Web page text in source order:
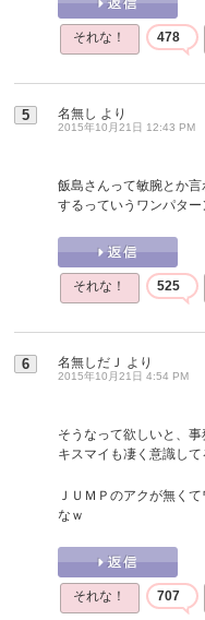
それな！ 478
5 名無し より
2015年10月21日 12:43 PM
飯島さんって敏腕とか
するっていうワンパター
それな！ 525
6 名無しだＪ より
2015年10月21日 4:54 PM
そうなって欲しいと、事
キスマイも凄く意識して
ＪＵＭＰのアクが無く
なｗ
それな！ 707